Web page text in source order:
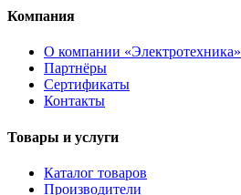
Компания
О компании «Электротехника»
Партнёры
Сертификаты
Контакты
Товары и услуги
Каталог товаров
Производители